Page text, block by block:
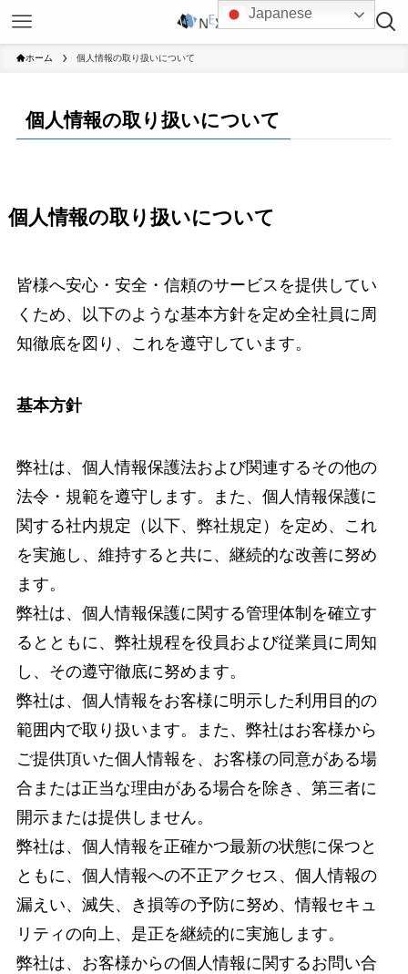
ホーム 個人情報の取り扱いについて
個人情報の取り扱いについて
個人情報の取り扱いについて
皆様へ安心・安全・信頼のサービスを提供してい
くため、以下のような基本方針を定め全社員に周
知徹底を図り、これを遵守しています。
基本方針
弊社は、個人情報保護法および関連するその他の
法令・規範を遵守します。また、個人情報保護に
関する社内規定（以下、弊社規定）を定め、これ
を実施し、維持すると共に、継続的な改善に努め
ます。
弊社は、個人情報保護に関する管理体制を確立す
るとともに、弊社規程を役員および従業員に周知
し、その遵守徹底に努めます。
弊社は、個人情報をお客様に明示した利用目的の
範囲内で取り扱います。また、弊社はお客様から
ご提供頂いた個人情報を、お客様の同意がある場
合または正当な理由がある場合を除き、第三者に
開示または提供しません。
弊社は、個人情報を正確かつ最新の状態に保つと
ともに、個人情報への不正アクセス、個人情報の
漏えい、滅失、き損等の予防に努め、情報セキュ
リティの向上、是正を継続的に実施します。
弊社は、お客様からの個人情報に関するお問い合
Japanese